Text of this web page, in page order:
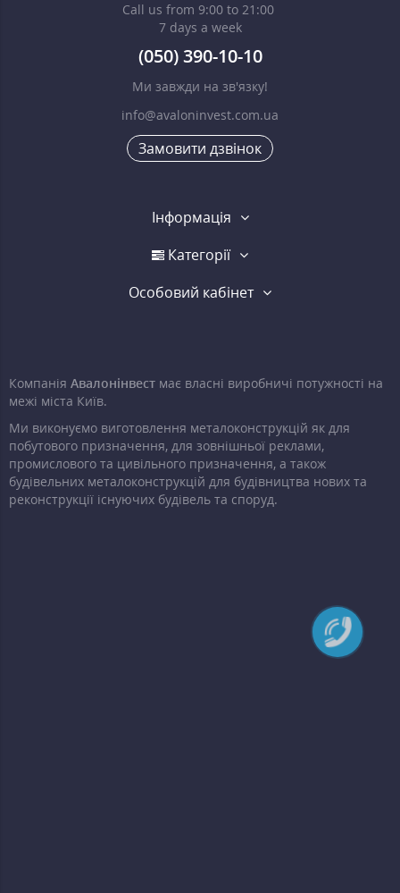
Call us from 9:00 to 21:00
7 days a week
(050) 390-10-10
Ми завжди на зв'язку!
info@avaloninvest.com.ua
Замовити дзвінок
Інформація
Категорії
Особовий кабінет
Компанія Авалонінвест має власні виробничі потужності на
межі міста Київ.
Ми виконуємо виготовлення металоконструкцій як для
побутового призначення, для зовнішньої реклами,
промислового та цивільного призначення, а також
будівельних металоконструкцій для будівництва нових та
реконструкції існуючих будівель та споруд.